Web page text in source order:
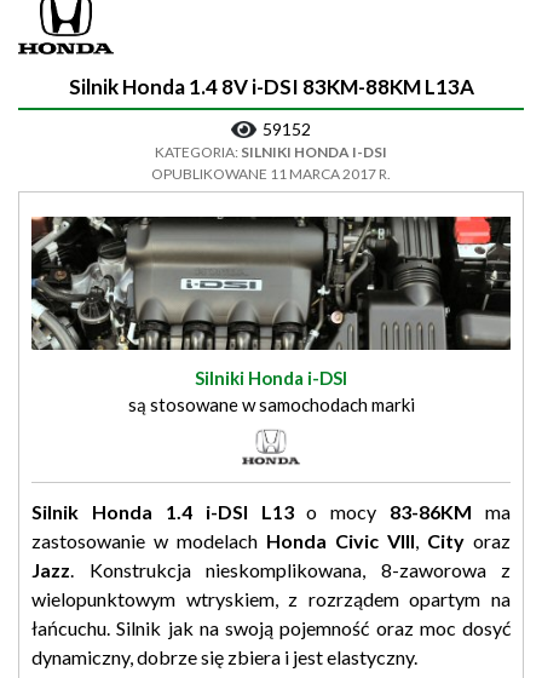
Silnik Honda 1.4 8V i-DSI 83KM-88KM L13A
59152
KATEGORIA: SILNIKI HONDA I-DSI
OPUBLIKOWANE 11 MARCA 2017 R.
Silniki Honda i-DSI
są stosowane w samochodach marki
Silnik Honda 1.4 i-DSI L13o mocy 83-86KM ma
zastosowanie w modelach Honda Civic VIII, City oraz
Jazz. Konstrukcja nieskomplikowana, 8-zaworowa z
wielopunktowym wtryskiem, z rozrządem opartym na
łańcuchu. Silnik jak na swoją pojemność oraz moc dosyć
dynamiczny, dobrze się zbiera i jest elastyczny.